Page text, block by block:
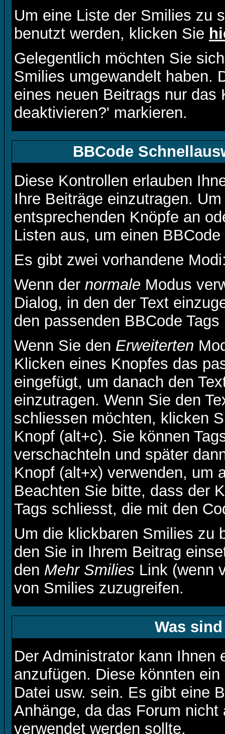
Um eine Liste der Smilies zu
benutzt werden, klicken Sie
Gelegentlich möchten Sie
Smilies umgewandelt haben.
eines neuen Beitrags nur
deaktivieren?' markieren.
BBCode
Diese Kontrollen erlauben
Ihre Beiträge einzutragen.
entsprechenden Knöpfe an
Listen aus, um einen
Es gibt zwei vorhandene
Wenn der normale Modus
Dialog, in den der Text
den passenden BBCode
Wenn Sie den Erweiterten
Klicken eines Knopfes das
eingefügt, um danach den
einzutragen. Wenn Sie den
schliessen möchten, klicken
Knopf (alt+c). Sie können
verschachteln und später
Knopf (alt+x) verwenden, um
Beachten Sie bitte, dass der
Tags schliesst, die mit den
Um die klickbaren Smilies zu
den Sie in Ihrem Beitrag
den Mehr Smilies Link (wenn
von Smilies zuzugreifen.
Was
Der Administrator kann Ihnen
anzufügen. Diese könnten
Datei usw. sein. Es gibt eine
Anhänge, da das Forum
verwendet werden sollte.